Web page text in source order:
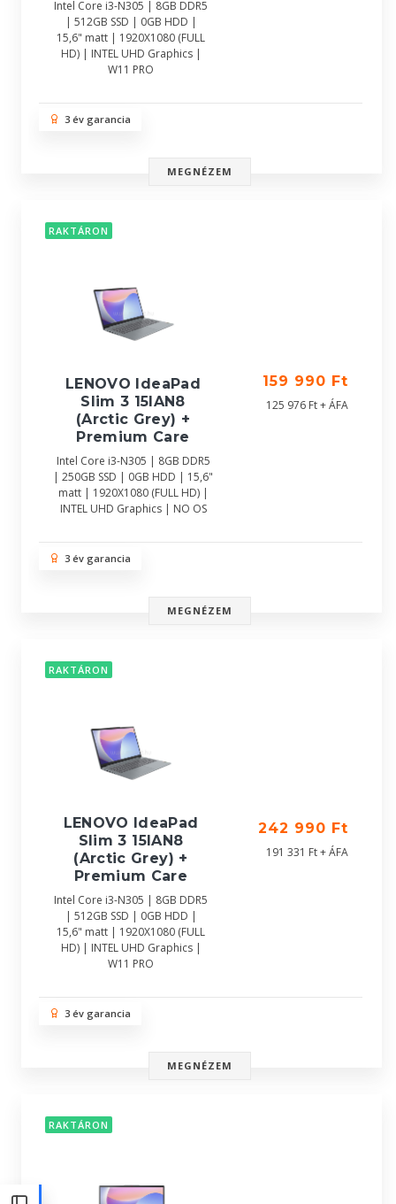
Intel Core i3-N305 | 8GB DDR5
| 512GB SSD | 0GB HDD |
15,6" matt | 1920X1080 (FULL
HD) | INTEL UHD Graphics |
W11 PRO
3 év garancia
MEGNÉZEM
RAKTÁRON
LENOVO IdeaPad
Slim 3 15IAN8
(Arctic Grey) +
Premium Care
Intel Core i3-N305 | 8GB DDR5
| 250GB SSD | 0GB HDD | 15,6"
matt | 1920X1080 (FULL HD) |
INTEL UHD Graphics | NO OS
159 990 Ft
125 976 Ft + ÁFA
3 év garancia
MEGNÉZEM
RAKTÁRON
LENOVO IdeaPad
Slim 3 15IAN8
(Arctic Grey) +
Premium Care
Intel Core i3-N305 | 8GB DDR5
| 512GB SSD | 0GB HDD |
15,6" matt | 1920X1080 (FULL
HD) | INTEL UHD Graphics |
W11 PRO
242 990 Ft
191 331 Ft + ÁFA
3 év garancia
MEGNÉZEM
RAKTÁRON